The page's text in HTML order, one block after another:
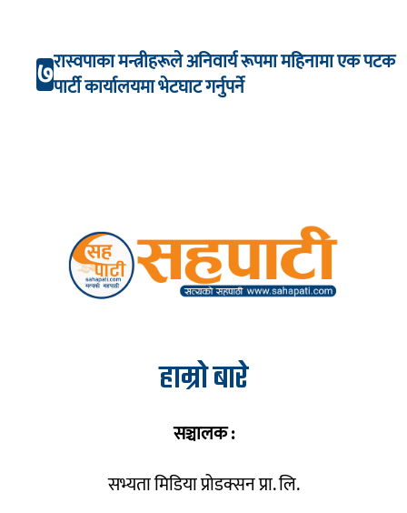
७रास्वपाका मन्त्रीहरूले अनिवार्य रूपमा महिनामा एक पटक
पार्टी कार्यालयमा भेटघाट गर्नुपर्ने
हाम्रो बारे
सञ्चालक :
सभ्यता मिडिया प्रोडक्सन प्रा. लि.